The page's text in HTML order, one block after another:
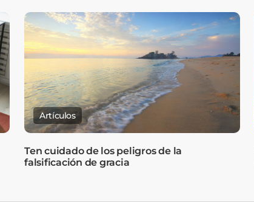
Artículos
Ten cuidado de los peligros de la
falsificación de gracia